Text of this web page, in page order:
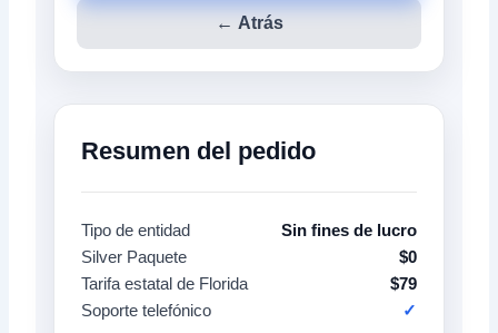
← Atrás
Resumen del pedido
Tipo de entidad
Sin fines de lucro
Silver Paquete
$0
Tarifa estatal de Florida
$79
Soporte telefónico
✓